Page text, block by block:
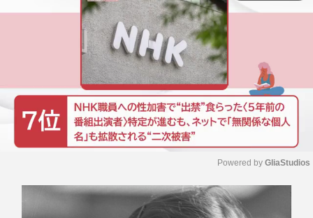
M
Powered by GliaStudios